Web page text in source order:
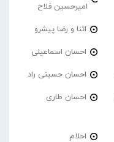
امیرحسین فلاح
اثنا و رضا پیشرو
احسان اسماعیلی
احسان حسینی راد
احسان طاری
احلام